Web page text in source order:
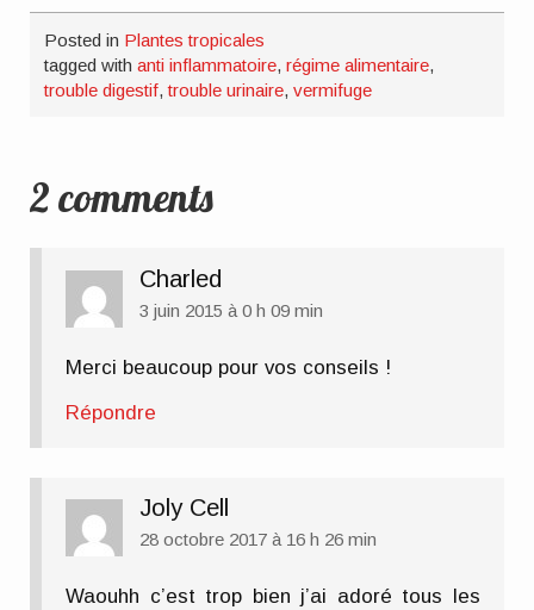
Posted in Plantes tropicales
tagged withanti inflammatoire,régime alimentaire,
trouble digestif,trouble urinaire,vermifuge
2 comments
Charled
3 juin 2015 à 0 h 09 min
Merci beaucoup pour vos conseils !
Répondre
Joly Cell
28 octobre 2017 à 16 h 26 min
Waouhh c’est trop bien j’ai adoré tous les